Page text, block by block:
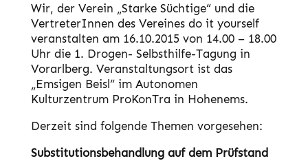
Wir, der Verein „Starke Süchtige“ und die
VertreterInnen des Vereines do it yourself
veranstalten am 16.10.2015 von 14.00 – 18.00
Uhr die 1. Drogen- Selbsthilfe-Tagung in
Vorarlberg. Veranstaltungsort ist das
„Emsigen Beisl“ im Autonomen
Kulturzentrum ProKonTra in Hohenems.
Derzeit sind folgende Themen vorgesehen:
Substitutionsbehandlung auf dem Prüfstand